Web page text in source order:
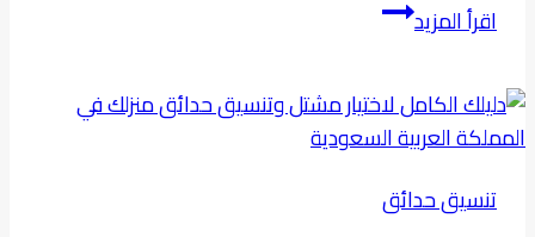
اقرأ المزيدخبراء
تصميم
رذاذ
الماء
في
تنسيق حدائق